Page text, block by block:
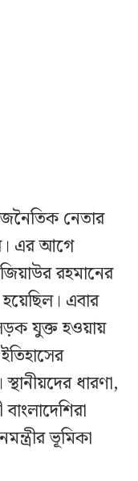
নেতার
এর আগে
রহমানের
এবার
যুক্ত হওয়ায়
ধারণা,
ভূমিকা